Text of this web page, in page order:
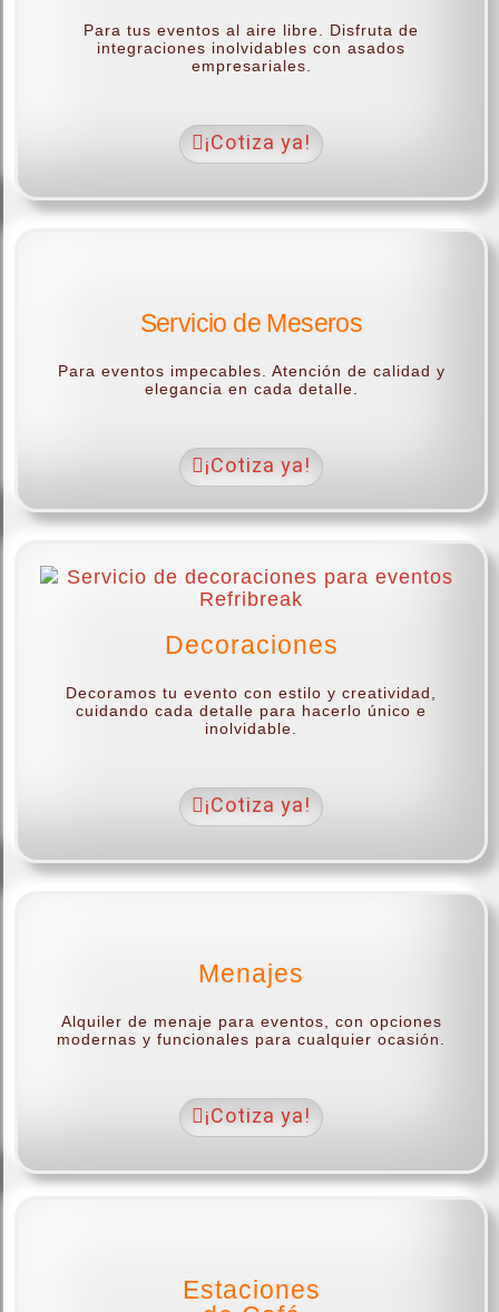
Para tus eventos al aire libre. Disfruta de
integraciones inolvidables con asados
empresariales.
¡Cotiza ya!
Servicio de Meseros
Para eventos impecables. Atención de calidad y
elegancia en cada detalle.
¡Cotiza ya!
Decoraciones
Decoramos tu evento con estilo y creatividad,
cuidando cada detalle para hacerlo único e
inolvidable.
¡Cotiza ya!
Menajes
Alquiler de menaje para eventos, con opciones
modernas y funcionales para cualquier ocasión.
¡Cotiza ya!
Estaciones